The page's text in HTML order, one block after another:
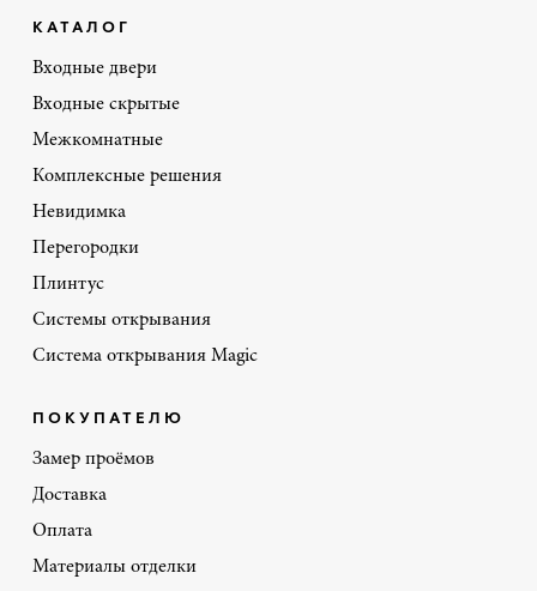
КАТАЛОГ
Входные двери
Входные скрытые
Межкомнатные
Комплексные решения
Невидимка
Перегородки
Плинтус
Системы открывания
Система открывания Magic
ПОКУПАТЕЛЮ
Замер проёмов
Доставка
Оплата
Материалы отделки